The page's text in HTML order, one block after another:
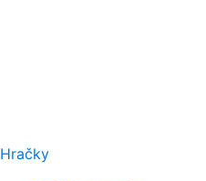
Hračky